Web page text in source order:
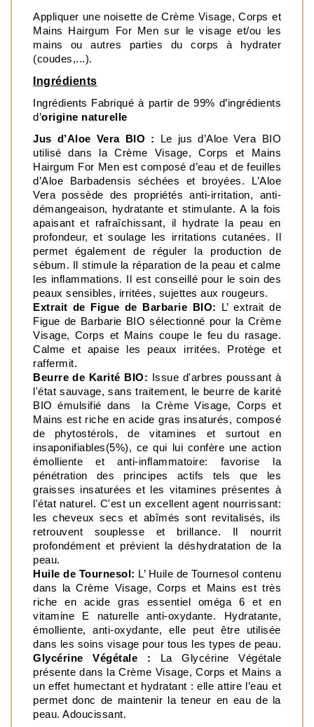
Appliquer une noisette de Crème Visage, Corps et
Mains Hairgum For Men sur le visage et/ou les
mains ou autres parties du corps à hydrater
(coudes,...).
Ingrédients
Ingrédients Fabriqué à partir de 99% d’ingrédients
d’origine naturelle
Jus d’Aloe Vera BIO :
Le jus d’Aloe Vera BIO
utilisé dans la Crème Visage, Corps et Mains
Hairgum For Men est composé d’eau et de feuilles
d’Aloe Barbadensis séchées et broyées. L’Aloe
Vera possède des propriétés anti-irritation, anti-
démangeaison, hydratante et stimulante. A la fois
apaisant et rafraîchissant, il hydrate la peau en
profondeur, et soulage les irritations cutanées. Il
permet également de réguler la production de
sébum. Il stimule la réparation de la peau et calme
les inflammations. Il est conseillé pour le soin des
peaux sensibles, irritées, sujettes aux rougeurs.
Extrait de Figue de Barbarie BIO: L’ extrait de
Figue de Barbarie BIO sélectionné pour la Crème
Visage, Corps et Mains coupe le feu du rasage.
Calme et apaise les peaux irritées. Protège et
raffermit.
Beurre de Karité BIO: Issue d'arbres poussant à
l'état sauvage, sans traitement, le beurre de karité
BIO émulsifié dans  la Crème Visage, Corps et
Mains est riche en acide gras insaturés, composé
de phytostérols, de vitamines et surtout en
insaponifiables(5%), ce qui lui confère une action
émolliente et anti-inflammatoire: favorise la
pénétration des principes actifs tels que les
graisses insaturées et les vitamines présentes à
l'état naturel. C'est un excellent agent nourrissant:
les cheveux secs et abîmés sont revitalisés, ils
retrouvent souplesse et brillance. Il nourrit
profondément et prévient la déshydratation de la
peau.
Huile de Tournesol: L’ Huile de Tournesol contenu
dans la Crème Visage, Corps et Mains est très
riche en acide gras essentiel oméga 6 et en
vitamine E naturelle anti-oxydante. Hydratante,
émolliente, anti-oxydante, elle peut être utilisée
dans les soins visage pour tous les types de peau.
Glycérine Végétale :
La Glycérine Végétale
présente dans la Crème Visage, Corps et Mains a
un effet humectant et hydratant : elle attire l’eau et
permet donc de maintenir la teneur en eau de la
peau. Adoucissant.